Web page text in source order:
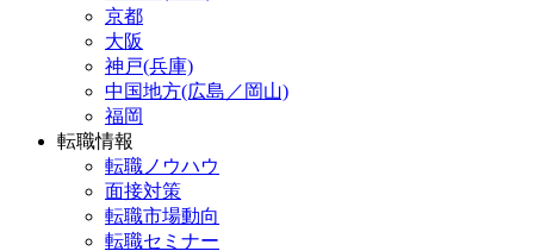
京都
大阪
神戸(兵庫)
中国地方(広島／岡山)
福岡
転職情報
転職ノウハウ
面接対策
転職市場動向
転職セミナー